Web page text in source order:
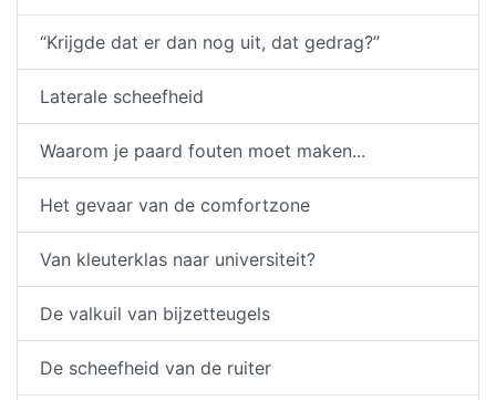
“Krijgde dat er dan nog uit, dat gedrag?”
Laterale scheefheid
Waarom je paard fouten moet maken...
Het gevaar van de comfortzone
Van kleuterklas naar universiteit?
De valkuil van bijzetteugels
De scheefheid van de ruiter